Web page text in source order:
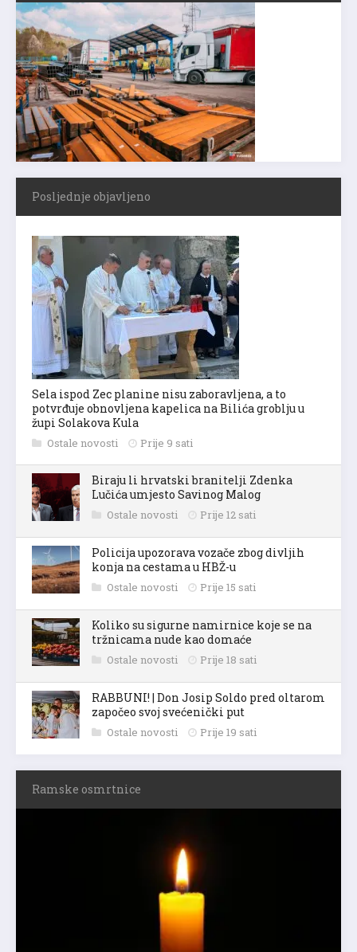
Posljednje objavljeno
Sela ispod Zec planine nisu zaboravljena, a to
potvrđuje obnovljena kapelica na Bilića groblju u
župi Solakova Kula
Ostale novosti Prije 9 sati
Biraju li hrvatski branitelji Zdenka
Lučića umjesto Savinog Malog
Ostale novosti Prije 12 sati
Policija upozorava vozače zbog divljih
konja na cestama u HBŽ-u
Ostale novosti Prije 15 sati
Koliko su sigurne namirnice koje se na
tržnicama nude kao domaće
Ostale novosti Prije 18 sati
RABBUNI! | Don Josip Soldo pred oltarom
započeo svoj svećenički put
Ostale novosti Prije 19 sati
Ramske osmrtnice